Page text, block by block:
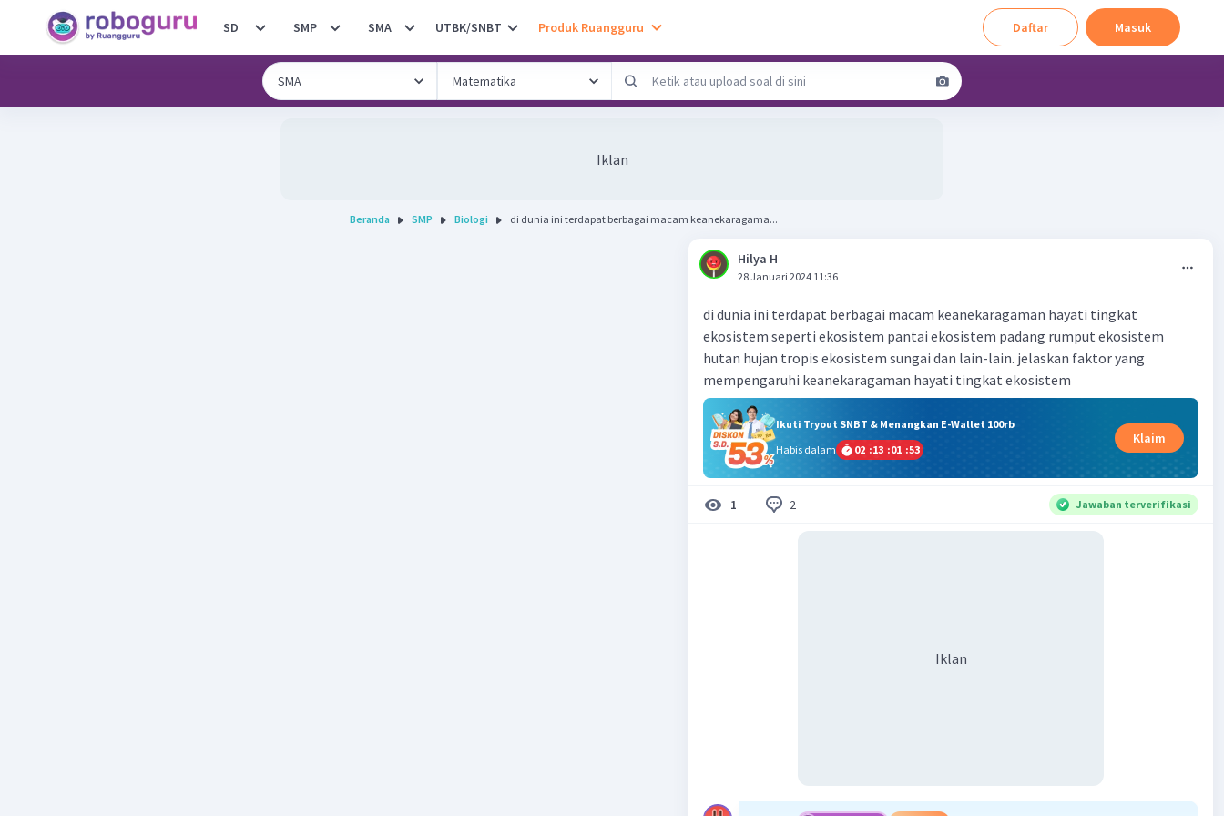
SD SMP SMA UTBK/SNBT Produk Ruangguru Daftar Masuk
Iklan
Beranda SMP Biologi di dunia ini terdapat berbagai macam keanekaragama...
Hilya H
28 Januari 2024 11:36
di dunia ini terdapat berbagai macam keanekaragaman hayati tingkat
ekosistem seperti ekosistem pantai ekosistem padang rumput ekosistem
hutan hujan tropis ekosistem sungai dan lain-lain. jelaskan faktor yang
mempengaruhi keanekaragaman hayati tingkat ekosistem
Ikuti Tryout SNBT & Menangkan E-Wallet 100rb
Habis dalam
02 :13 :01 :53
Klaim
1 2 Jawaban terverifikasi
Iklan